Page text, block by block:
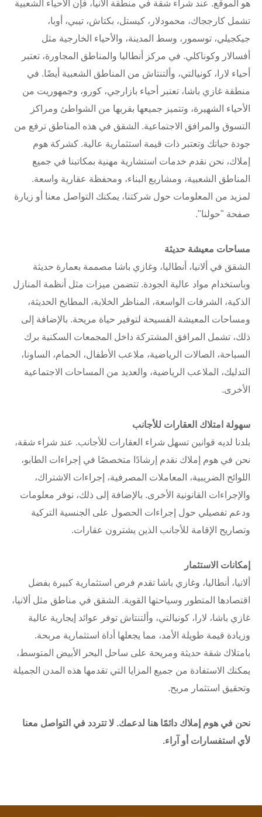
هو الموقع. عند شراء شقة في منطقة ألانيا، فإن الأحياء الشعبية
تشمل كارججاك، محمودلار، كيستل، بكتاش، تيبي، أوبا،
جيكجيلي، توسمور، وسط المدينة، والأحياء الخارجية مثل
أفسالار وكوناكلي. في مركز أنطاليا والمناطق المجاورة، تعتبر
أحياء لارا، كونيالتي، وألتنتاش من المناطق الشعبية أيضًا. في
منطقة غازي باشا، تعتبر أحياء بازارجي، كورو، وجمهوريت من
الأحياء الشهيرة، وتتميز جميعها بقربها من الشواطئ ومراكز
التسوق والمرافق الاجتماعية. الشقق في هذه المناطق ترفع من
جودة حياتك وتعتبر ذات قيمة استثمارية عالية. كشركة هوم
إملاك، نحن نقدم خدمات استشارية مهنية بمكاتبنا في جميع
المناطق الشعبية، ومشاريع البناء، ومحفظة عقارية واسعة.
لمزيد من المعلومات حول شركتنا، يمكنك التواصل معنا أو زيارة
صفحة "حولنا".
مساحات معيشة حديثة
الشقق في ألانيا، أنطاليا، وغازي باشا مصممة بعمارة حديثة
وباستخدام مواد عالية الجودة. تتضمن ميزات مثل أنظمة المنازل
الذكية، الشرفات الواسعة، المناظر الخلابة، المطابخ الحديثة،
ومساحات المعيشة الفسيحة لتوفير حياة مريحة. بالإضافة إلى
ذلك، تشمل المرافق المشتركة داخل المجمعات السكنية برك
السباحة، الصالات الرياضية، ملاعب الأطفال، الحمام، الساونا،
التدليك، الملاعب الرياضية، والعديد من المساحات الاجتماعية
الأخرى.
سهولة امتلاك العقارات للأجانب
بلدنا لديه قوانين تسهل شراء العقارات للأجانب. عند شراء شقة،
نحن في هوم إملاك نقدم إرشادًا متخصصًا في إجراءات الطابو،
اللوائح الضريبية، المعاملات المصرفية، إجراءات الاشتراك،
والإجراءات القانونية الأخرى. بالإضافة إلى ذلك، نوفر معلومات
ودعم تفصيلي حول إجراءات الحصول على الجنسية التركية
وتصاريح الإقامة للأجانب الذين يشترون عقارات.
إمكانات الاستثمار
ألانيا، أنطاليا، وغازي باشا تقدم فرص استثمارية كبيرة بفضل
اقتصادها المتطور وسياحتها القوية. الشقق في مناطق مثل ألانيا،
غازي باشا، لارا، كونيالتي، وألتنتاش توفر عوائد إيجارية عالية
وزيادة قيمة طويلة الأمد، مما يجعلها أداة استثمارية مربحة.
بامتلاك شقة حديثة ومريحة على ساحل البحر الأبيض المتوسط،
يمكنك الاستفادة من جميع المزايا التي تقدمها هذه المدن الجميلة
وتحقيق استثمار مربح.
نحن في هوم إملاك دائمًا هنا لدعمك. لا تتردد في التواصل معنا
لأي استفسارات أو آراء.